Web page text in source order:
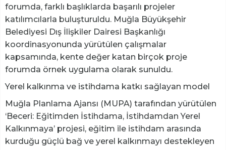
forumda, farklı başlıklarda başarılı projeler
katılımcılarla buluşturuldu. Muğla Büyükşehir
Belediyesi Dış İlişkiler Dairesi Başkanlığı
koordinasyonunda yürütülen çalışmalar
kapsamında, kente değer katan birçok proje
forumda örnek uygulama olarak sunuldu.
Yerel kalkınma ve istihdama katkı sağlayan model
Muğla Planlama Ajansı (MUPA) tarafından yürütülen
‘Beceri: Eğitimden İstihdama, İstihdamdan Yerel
Kalkınmaya’ projesi, eğitim ile istihdam arasında
kurduğu güçlü bağ ve yerel kalkınmayı destekleyen